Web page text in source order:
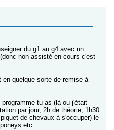
du g1 au g4 avec un
non assisté en cours c'est
quelque sorte de remise à
programme tu as (là ou j'était
par jour, 2h de théorie, 1h30
de chevaux à s'occuper) le
etc..